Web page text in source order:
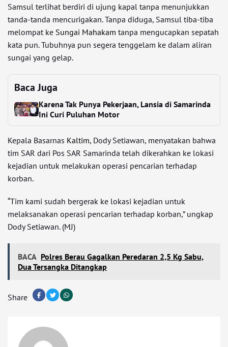
Samsul terlihat berdiri di ujung kapal tanpa menunjukkan
tanda-tanda mencurigakan. Tanpa diduga, Samsul tiba-tiba
melompat ke Sungai Mahakam tanpa mengucapkan sepatah
kata pun. Tubuhnya pun segera tenggelam ke dalam aliran
sungai yang gelap.
Baca Juga
Karena Tak Punya Pekerjaan, Lansia di Samarinda
Ini Curi Puluhan Motor
Kepala Basarnas Kaltim, Dody Setiawan, menyatakan bahwa
tim SAR dari Pos SAR Samarinda telah dikerahkan ke lokasi
kejadian untuk melakukan operasi pencarian terhadap
korban.
“Tim kami sudah bergerak ke lokasi kejadian untuk
melaksanakan operasi pencarian terhadap korban,” ungkap
Dody Setiawan. (MJ)
BACA Polres Berau Gagalkan Peredaran 2,5 Kg Sabu,
Dua Tersangka Ditangkap
Share